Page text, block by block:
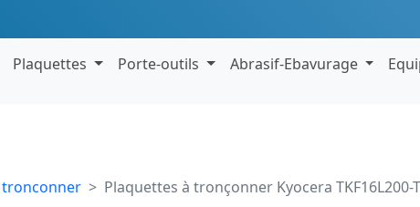
Plaquettes Porte-outils Abrasif-Ebavurage
tronconner Plaquettes à tronçonner Kyocera TKF16L200-